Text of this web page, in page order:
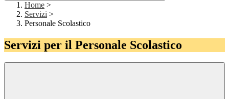
Home >
Servizi >
Personale Scolastico
Servizi per il Personale Scolastico